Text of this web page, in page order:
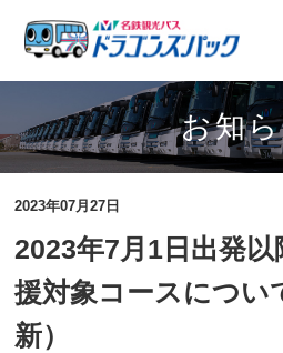
お知
2023年07月27日
2023年7月1日出発
援対象コースについ
新）